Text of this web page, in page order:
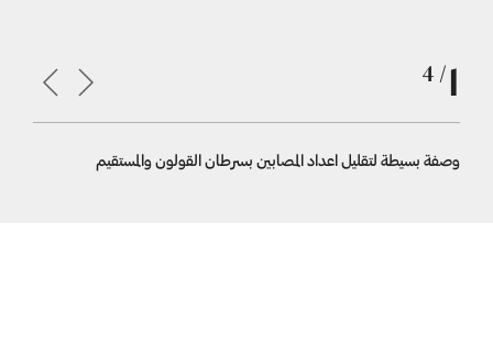
وصفة بسيطة لتقليل اعداد المصابين بسرطان القولون والمستقيم